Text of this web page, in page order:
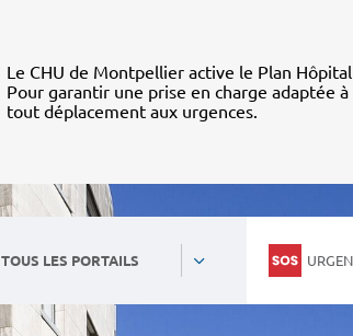
Le CHU de Montpellier active le Plan
Pour garantir une prise en charge adaptée
tout déplacement aux urgences.
TOUS LES PORTAILS